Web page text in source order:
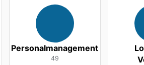
Personalmanagement
49